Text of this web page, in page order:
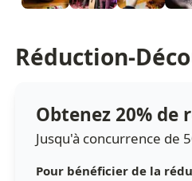
Réduction-
Obtenez 20% de
Jusqu'à concurrence de
Pour bénéficier de la